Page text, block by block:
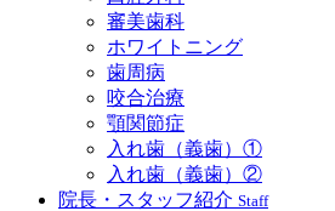
審美歯科
ホワイトニング
歯周病
咬合治療
顎関節症
入れ歯（義歯）①
入れ歯（義歯）②
院長・スタッフ紹介 Staff